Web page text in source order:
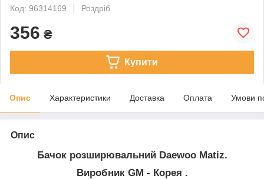
Код: 96314169
Роздріб
356 ₴
Купити
Опис Характеристики Доставка Оплата Умови
Опис
Бачок розширювальний Daewoo Matiz.
Виробник GM - Корея .